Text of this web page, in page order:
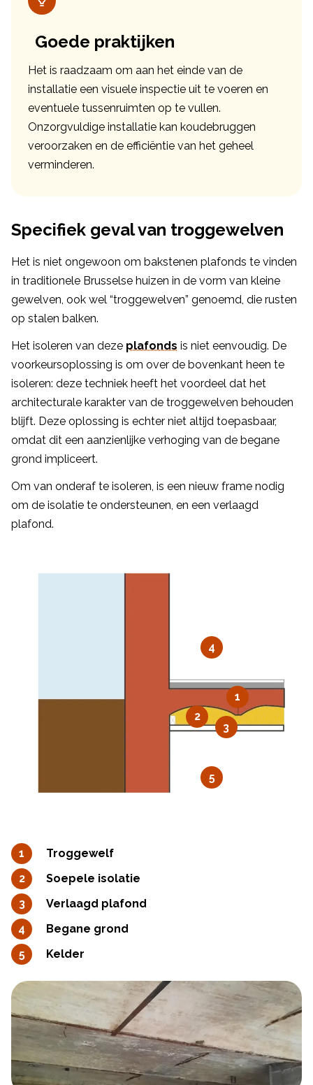
Goede praktijken
Het is raadzaam om aan het einde van de
installatie een visuele inspectie uit te voeren en
eventuele tussenruimten op te vullen.
Onzorgvuldige installatie kan koudebruggen
veroorzaken en de efficiëntie van het geheel
verminderen.
Specifiek geval van troggewelven
Het is niet ongewoon om bakstenen plafonds te vinden
in traditionele Brusselse huizen in de vorm van kleine
gewelven, ook wel “troggewelven” genoemd, die rusten
op stalen balken.
Het isoleren van deze plafonds is niet eenvoudig. De
voorkeursoplossing is om over de bovenkant heen te
isoleren: deze techniek heeft het voordeel dat het
architecturale karakter van de troggewelven behouden
blijft. Deze oplossing is echter niet altijd toepasbaar,
omdat dit een aanzienlijke verhoging van de begane
grond impliceert.
Om van onderaf te isoleren, is een nieuw frame nodig
om de isolatie te ondersteunen, en een verlaagd
plafond.
1
2
3
4
5
Troggewelf
Soepele isolatie
Verlaagd plafond
Begane grond
Kelder